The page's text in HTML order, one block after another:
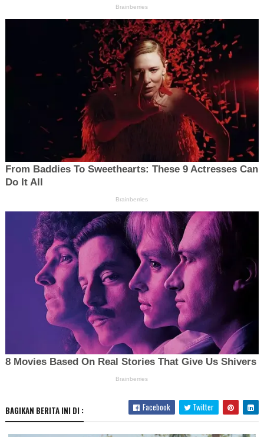
BAGIKAN BERITA INI DI : Facebook Twitter